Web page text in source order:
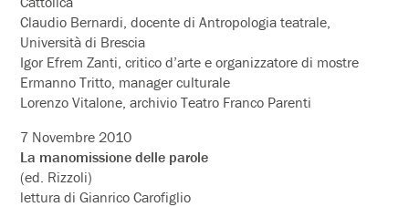
Claudio Bernardi, docente di Antropologia teatrale,
Università di Brescia
Igor Efrem Zanti, critico d’arte e organizzatore di mostre
Ermanno Tritto, manager culturale
Lorenzo Vitalone, archivio Teatro Franco Parenti
7 Novembre 2010
La manomissione delle parole
(ed. Rizzoli)
lettura di Gianrico Carofiglio